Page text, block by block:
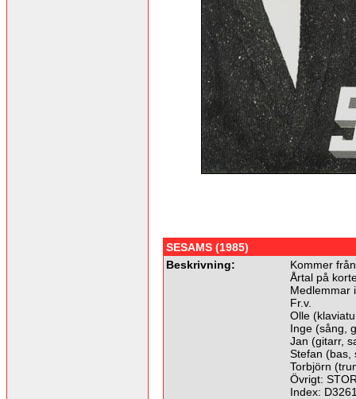
SESAMS (1985)
Beskrivning:
Kommer
Årtal på
Medlemmar
Fr.v.
Olle
Inge (sång,
Jan (gitarr,
Stefan (bas,
Torbjörn
Övrigt:
Index: